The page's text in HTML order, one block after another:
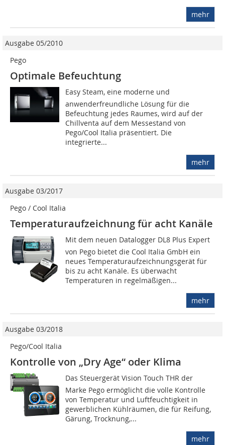
mehr
Ausgabe 05/2010
Pego
Optimale Befeuchtung
Easy Steam, eine moderne und
anwenderfreundliche Lösung für die
Befeuchtung jedes Raumes, wird auf der
Chillventa auf dem Messestand von
Pego/Cool Italia präsentiert. Die
integrierte...
mehr
Ausgabe 03/2017
Pego / Cool Italia
Temperaturaufzeichnung für acht Kanäle
Mit dem neuen Datalogger DL8 Plus Expert
von Pego bietet die Cool Italia GmbH ein
neues Temperaturaufzeichnungsgerät für
bis zu acht Kanäle. Es überwacht
Temperaturen in regelmäßigen...
mehr
Ausgabe 03/2018
Pego/Cool Italia
Kontrolle von „Dry Age“ oder Klima
Das Steuergerät Vision Touch THR der
Marke Pego ermöglicht die volle Kontrolle
von Temperatur und Luftfeuchtigkeit in
gewerblichen Kühlräumen, die für Reifung,
Gärung, Trocknung,...
mehr